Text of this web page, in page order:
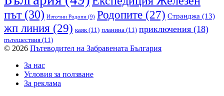
път(30) Източни Родопи (9) Родопите (27) Странджа (13)
жп линия (29) каяк(11) планина (11) приключения (18)
пътешествия (11)
© 2026 Пътеводител на Забравената България
За нас
Условия за ползване
За реклама